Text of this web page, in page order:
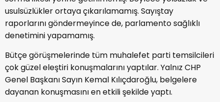
usulsüzlükler ortaya çıkarılamamış. Sayıştay
raporlarını göndermeyince de, parlamento sağlıklı
denetimini yapamamış.
Bütçe görüşmelerinde tüm muhalefet parti temsilcileri
çok güzel eleştiri konuşmalarını yaptılar. Yalnız CHP
Genel Başkanı Sayın Kemal Kılıçdaroğlu, belgelere
dayanan konuşmasını en etkili şekilde yaptı.